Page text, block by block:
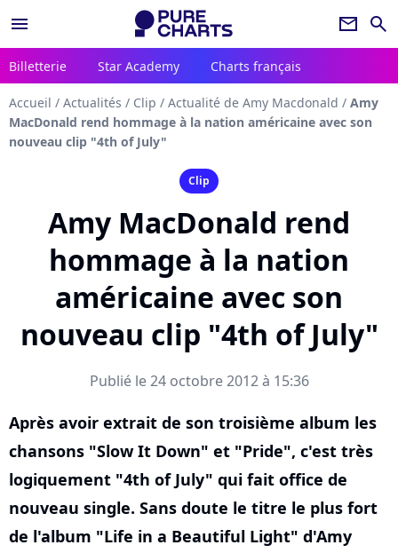
menu newsletter search
Billetterie Star Academy Charts français
Accueil / Actualités / Clip / Actualité de Amy Macdonald / Amy
MacDonald rend hommage à la nation américaine avec son
nouveau clip "4th of July"
Clip
Amy MacDonald rend
hommage à la nation
américaine avec son
nouveau clip "4th of July"
Publié le 24 octobre 2012 à 15:36
Après avoir extrait de son troisième album les
chansons "Slow It Down" et "Pride", c'est très
logiquement "4th of July" qui fait office de
nouveau single. Sans doute le titre le plus fort
de l'album "Life in a Beautiful Light" d'Amy